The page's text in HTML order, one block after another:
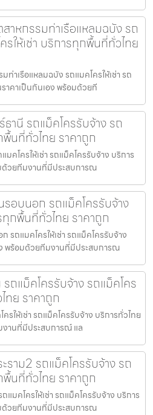
าหกรรมท่าเรือแหลมฉบัง รถ
รให้เช่า บริการทุกพื้นที่ทั่วไทย
ท่าเรือแหลมฉบัง รถแมคโครให้เช่า รถ
าคาเป็นกันเอง พร้อมด้วยที
านี รถแม็คโครรับจ้าง รถ
พื้นที่ทั่วไทย ราคาถูก
คโครให้เช่า รถแม็คโครรับจ้าง บริการ
ด้วยทีมงานที่มีประสบการณ
รอบนอก รถแม็คโครรับจ้าง
ทุกพื้นที่ทั่วไทย ราคาถูก
รถแมคโครให้เช่า รถแม็คโครรับจ้าง
ง พร้อมด้วยทีมงานที่มีประสบการณ
ถแม็คโครรับจ้าง รถแม็คโคร
ทย ราคาถูก
รให้เช่า รถแม็คโครรับจ้าง บริการทั่วไทย
งานที่มีประสบการณ์ แล
ราม2 รถแม็คโครรับจ้าง รถ
พื้นที่ทั่วไทย ราคาถูก
แมคโครให้เช่า รถแม็คโครรับจ้าง บริการ
ด้วยทีมงานที่มีประสบการณ